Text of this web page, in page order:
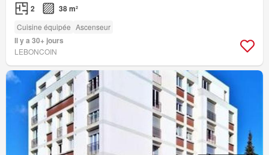
2 38 m²
Cuisine équipée Ascenseur
Il y a 30+ jours
LEBONCOIN